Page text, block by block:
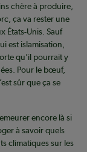
chère à produire,
ça va rester une
États-Unis. Sauf
est islamisation,
qu’il pourrait y
Pour le bœuf,
sûr que ça se
encore là si
à savoir quels
climatiques sur les